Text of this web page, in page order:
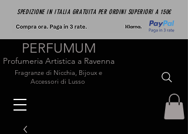
PERFUMUM
Profumeria Artistica a Ravenna
Fragranze di Nicchia, Bijoux e
Accessori di Lusso
SPEDIZIONE IN ITALIA GRATUITA PER ORDINI SUPERIORI A 150€